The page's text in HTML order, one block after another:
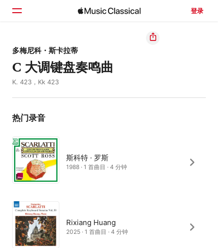
登录
主页
浏览
多梅尼科・斯卡拉蒂
C 大调键盘奏鸣曲
K. 423，Kk 423
热门录音
斯科特 · 罗斯
1988 · 1 首曲目 · 4 分钟
Rixiang Huang
2025 · 1 首曲目 · 4 分钟